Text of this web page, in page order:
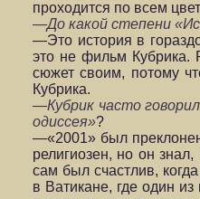
проходится по всем
—До какой степени
—Это история в
это не фильм Кубрика.
сюжет своим, потому
Кубрика.
—Кубрик часто
одиссея»?
—«2001» был
религиозен, но он
сам был счастлив,
в Ватикане, где один